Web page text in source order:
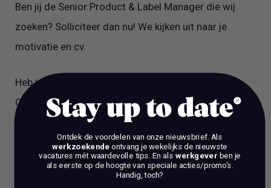
Ben jij de Senior Product & Label Manager die wij
zoeken? Solliciteer dan nu! We kijken uit naar je
motivatie en cv.
Heb je nog vragen?
Culture Expert.
Work Talks
Stay up to date
Ontdek de voordelen van onze nieuwsbrief. Als
werkzoekendeontvang je wekelijks de nieuwste
vacatures mét waardevolle tips. En als werkgever ben je
als eerste op de hoogte van speciale acties/promo's.
Handig, toch?